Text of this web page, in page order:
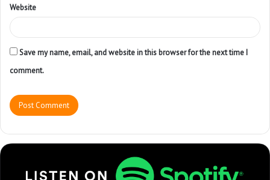
Website
Save my name, email, and website in this browser for the next time I
comment.